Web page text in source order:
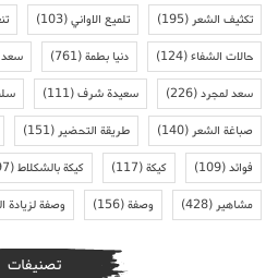
تكثيف الشعر(195) تلميع الاواني(103)
حالات الشفاء(124) دنيا بطمة(761) سعد
سعد لمجرد(226) سعيدة شرف(111)
صباغة الشعر(140) طريقة التحضير(151)
فوائد(109) كيكة(117) كيكة بالشكلاط(97)
مشاهير(428) وصفة(156) وصفة لزيادة
تصنيفات